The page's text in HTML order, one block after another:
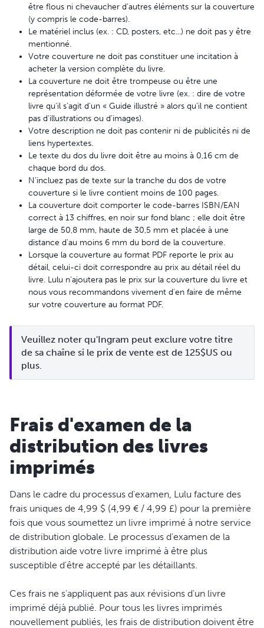
être flous ni chevaucher d'autres éléments sur la couverture
(y compris le code-barres).
Le matériel inclus (ex. : CD, posters, etc...) ne doit pas y être
mentionné.
Votre couverture ne doit pas constituer une incitation à
acheter la version complète du livre.
La couverture ne doit être trompeuse ou être une
représentation déformée de votre livre (ex. : dire de votre
livre qu'il s'agit d'un « Guide illustré » alors qu'il ne contient
pas d'illustrations ou d'images).
Votre description ne doit pas contenir ni de publicités ni de
liens hypertextes.
Le texte du dos du livre doit être au moins à 0,16 cm de
chaque bord du dos.
N'incluez pas de texte sur la tranche du dos de votre
couverture si le livre contient moins de 100 pages.
La couverture doit comporter le code-barres ISBN/EAN
correct à 13 chiffres, en noir sur fond blanc ; elle doit être
large de 50,8 mm, haute de 30,5 mm et placée à une
distance d'au moins 6 mm du bord de la couverture.
Lorsque la couverture au format PDF reporte le prix au
détail, celui-ci doit correspondre au prix au détail réel du
livre. Lulu n'ajoutera pas le prix sur la couverture du livre et
nous vous recommandons vivement d'en faire de même
sur votre couverture au format PDF.
Veuillez noter qu'Ingram peut exclure votre titre
de sa chaîne si le prix de vente est de 125$US ou
plus.
Frais d'examen de la
distribution des livres
imprimés
Dans le cadre du processus d'examen, Lulu facture des
frais uniques de 4,99 $ (4,99 € / 4,99 £) pour la première
fois que vous soumettez un livre imprimé à notre service
de distribution globale. Le processus d'examen de la
distribution aide votre livre imprimé à être plus
susceptible d'être accepté par les détaillants.
Ces frais ne s'appliquent pas aux révisions d'un livre
imprimé déjà publié. Pour tous les livres imprimés
nouvellement publiés, les frais de distribution doivent être